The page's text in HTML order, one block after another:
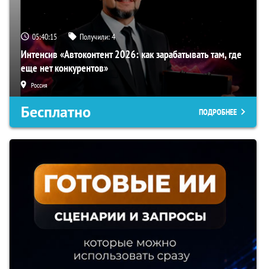
05:40:14 Получили:4
Интенсив «Автоконтент 2026: как зарабатывать там, где
еще нет конкурентов»
Россия
Бесплатно ПОДРОБНЕЕ